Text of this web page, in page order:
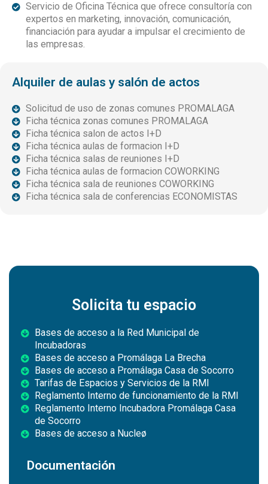
Servicio de Oficina Técnica que ofrece consultoría con
expertos en marketing, innovación, comunicación,
financiación para ayudar a impulsar el crecimiento de
las empresas.
Alquiler de aulas y salón de actos
Solicitud de uso de zonas comunes PROMALAGA
Ficha técnica zonas comunes PROMALAGA
Ficha técnica salon de actos I+D
Ficha técnica aulas de formacion I+D
Ficha técnica salas de reuniones I+D
Ficha técnica aulas de formacion COWORKING
Ficha técnica sala de reuniones COWORKING
Ficha técnica sala de conferencias ECONOMISTAS
Solicita tu espacio
Bases de acceso a la Red Municipal de
Incubadoras
Bases de acceso a Promálaga La Brecha
Bases de acceso a Promálaga Casa de Socorro
Tarifas de Espacios y Servicios de la RMI
Reglamento Interno de funcionamiento de la RMI
Reglamento Interno Incubadora Promálaga Casa
de Socorro
Bases de acceso a Nucleø
Documentación